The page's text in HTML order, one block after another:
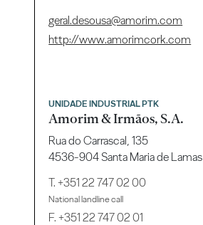
geral.desousa@amorim.com
http://www.amorimcork.com
UNIDADE INDUSTRIAL PTK
Amorim & Irmãos, S.A.
Rua do Carrascal, 135
4536-904 Santa Maria de Lamas
T.+351 22 747 02 00
National landline call
F. +351 22 747 02 01